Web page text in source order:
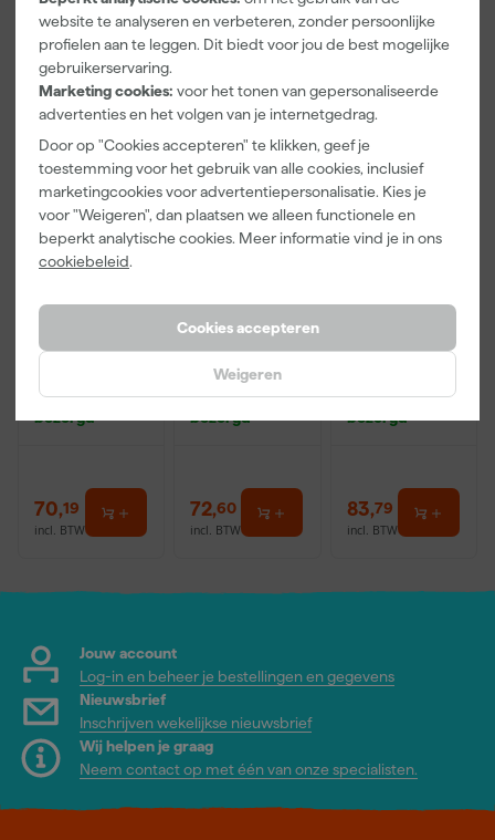
website te analyseren en verbeteren, zonder persoonlijke
profielen aan te leggen. Dit biedt voor jou de best mogelijke
gebruikerservaring.
Marketing cookies: voor het tonen van gepersonaliseerde
advertenties en het volgen van je internetgedrag.
Door op "Cookies accepteren" te klikken, geef je
toestemming voor het gebruik van alle cookies, inclusief
marketingcookies voor advertentiepersonalisatie. Kies je
voor "Weigeren", dan plaatsen we alleen functionele en
beperkt analytische cookies. Meer informatie vind je in ons
cookiebeleid.
Cookies accepteren
Weigeren
94,77
incl. BTW
35,69
incl. BTW
35,69
incl. BTW
821550-0
nummer 2 -
163mm hoog
Maandag
bezorgd
70,19
incl. BTW
Makita
opbergkoffer
nummer 3 -
215mm hoog
Maandag
bezorgd
72,60
incl. BTW
nummer 4 -
320mm hoog
Maandag
bezorgd
83,79
incl. BTW
Jouw account
Log-in en beheer je bestellingen en gegevens
Nieuwsbrief
Inschrijven wekelijkse nieuwsbrief
Wij helpen je graag
Neem contact op met één van onze specialisten.